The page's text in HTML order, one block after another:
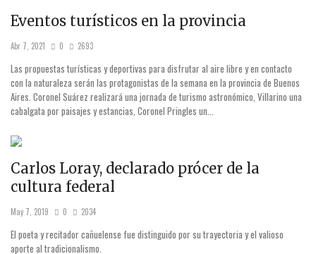
Eventos turísticos en la provincia
Abr 7, 2021 0 2693
Las propuestas turísticas y deportivas para disfrutar al aire libre y en contacto
con la naturaleza serán las protagonistas de la semana en la provincia de Buenos
Aires. Coronel Suárez realizará una jornada de turismo astronómico, Villarino una
cabalgata por paisajes y estancias, Coronel Pringles un...
Carlos Loray, declarado prócer de la
cultura federal
May 7, 2019 0 2034
El poeta y recitador cañuelense fue distinguido por su trayectoria y el valioso
aporte al tradicionalismo.